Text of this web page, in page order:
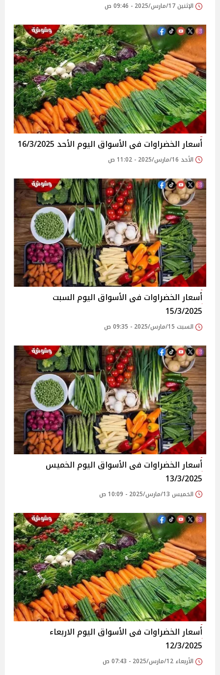
الإثنين 17/مارس/2025 - 09:46 ص
أسعار الخضراوات فى الأسواق‎‎ اليوم الأحد 16/3/2025
الأحد 16/مارس/2025 - 11:02 ص
أسعار الخضراوات فى الأسواق‎‎ اليوم السبت
15/3/2025
السبت 15/مارس/2025 - 09:35 ص
أسعار الخضراوات فى الأسواق‎‎ اليوم الخميس
13/3/2025
الخميس 13/مارس/2025 - 10:09 ص
أسعار الخضراوات فى الأسواق‎‎ اليوم الاربعاء
12/3/2025
الأربعاء 12/مارس/2025 - 07:43 ص